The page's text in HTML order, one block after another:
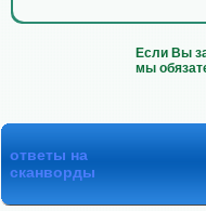
Если Вы
мы
ответы на
сканворды